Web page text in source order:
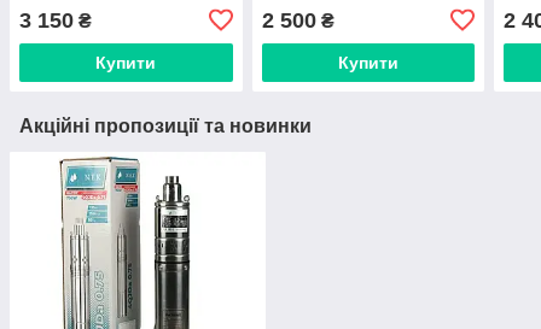
3 150 ₴
Купити
2 500₴
Купити
2
Акційні пропозиції та новинки